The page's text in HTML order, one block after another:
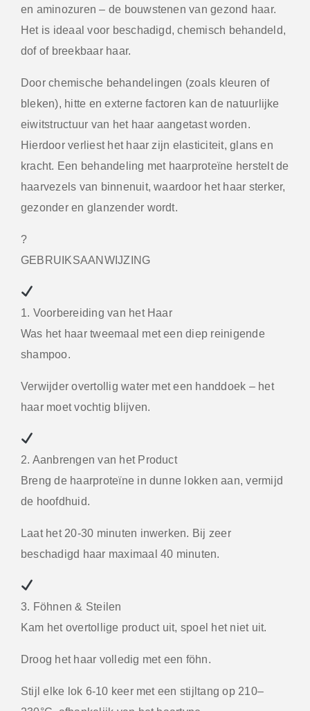
en aminozuren – de bouwstenen van gezond haar.
Het is ideaal voor beschadigd, chemisch behandeld,
dof of breekbaar haar.
Door chemische behandelingen (zoals kleuren of
bleken), hitte en externe factoren kan de natuurlijke
eiwitstructuur van het haar aangetast worden.
Hierdoor verliest het haar zijn elasticiteit, glans en
kracht. Een behandeling met haarproteïne herstelt de
haarvezels van binnenuit, waardoor het haar sterker,
gezonder en glanzender wordt.
?
GEBRUIKSAANWIJZING
1. Voorbereiding van het Haar
Was het haar tweemaal met een diep reinigende
shampoo.
Verwijder overtollig water met een handdoek – het
haar moet vochtig blijven.
2. Aanbrengen van het Product
Breng de haarproteïne in dunne lokken aan, vermijd
de hoofdhuid.
Laat het 20-30 minuten inwerken. Bij zeer
beschadigd haar maximaal 40 minuten.
3. Föhnen & Steilen
Kam het overtollige product uit, spoel het niet uit.
Droog het haar volledig met een föhn.
Stijl elke lok 6-10 keer met een stijltang op 210–